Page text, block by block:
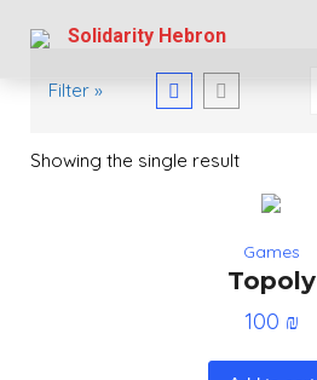
Solidarity Hebron
Filter »
Showing the single result
Games
Topoly
100 ₪